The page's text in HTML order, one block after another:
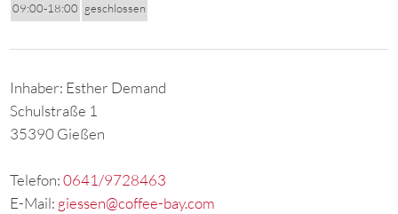
09:00-18:00 geschlossen
Inhaber: Esther Demand
Schulstraße 1
35390 Gießen
Telefon:0641/9728463
E-Mail: giessen@coffee-bay.com